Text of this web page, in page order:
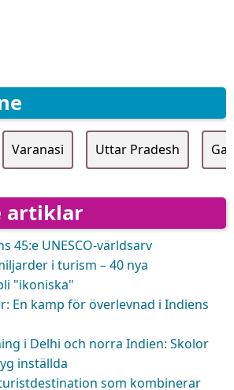
Varanasi Uttar Pradesh
artiklar
45:e UNESCO-världsarv
i turism – 40 nya
"ikoniska"
En kamp för överlevnad i Indiens
i Delhi och norra Indien: Skolor
inställda
som kombinerar